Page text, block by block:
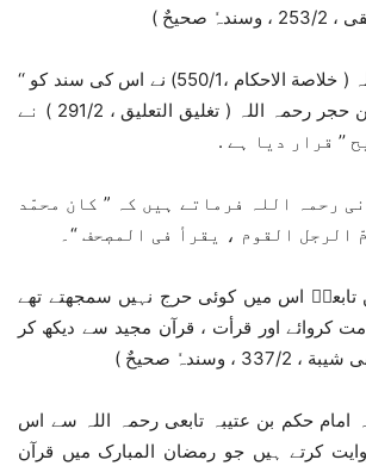
صحیحٌ )
حافظ نووی رحمہ اللہ ( خلاصة الاحکام ،550/1) نے اس کی سند کو ‘‘
صحیح ’’ اور حافظ ابن حجر رحمہ اللہ ( تغلیق التعلیق ، 291/2 ) نے
’’ قرار دیا ہے .
رحمہ اللہ فرماتے ہیں کہ ” کان محمّد
الرجل القوم ، یقرأ فی المصٖحف “۔
تابعیؒ اس میں کوئی حرج نہیں سمجھتے تھے
کروائے اور قرأت ، قرآن مجید سے دیکھ کر
، وسندہٗ صحیحٌ )
امام حکم بن عتیبہ تابعی رحمہ اللہ سے اس
کرتے ہیں جو رمضان المبارک میں قرآن